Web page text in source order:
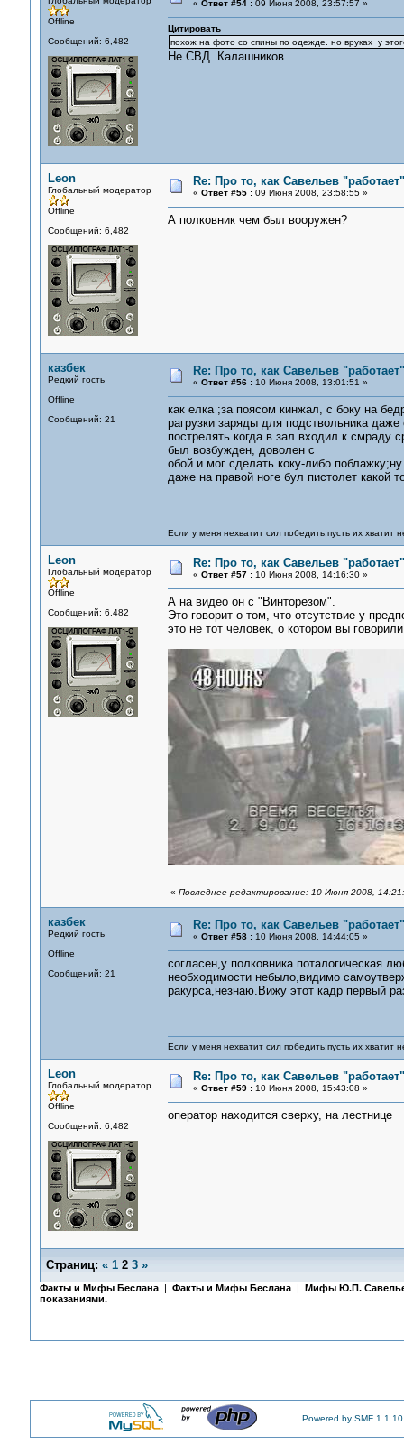
Offline
Сообщений: 6,482
« Ответ #54 :09 Июня 2008, 23:57:57 »
Цитировать
похож на фото со спины по одежде. но вруках у
Не СВД. Калашников.
Leon
Глобальный модератор
Offline
Сообщений: 6,482
Re: Про то, как Савельев
« Ответ #55 :09 Июня 2008, 23:58:55 »
А полковник чем был вооружен?
казбек
Редкий гость
Offline
Сообщений: 21
Re: Про то, как Савельев
« Ответ #56 :10 Июня 2008, 13:01:51 »
как елка ;за поясом кинжал, с боку на
рагрузки заряды для подствольника
пострелять когда в зал входил к смраду
был возбужден, доволен с
обой и мог сделать коку-либо
даже на правой ноге бул пистолет какой
Если у меня нехватит сил победить;пусть их хватит
Leon
Глобальный модератор
Offline
Сообщений: 6,482
Re: Про то, как Савельев
« Ответ #57 :10 Июня 2008, 14:16:30 »
А на видео он с "Винторезом".
Это говорит о том, что отсутствие у
это не тот человек, о котором вы
« Последнее редактирование: 10 Июня 2008,
казбек
Редкий гость
Offline
Сообщений: 21
Re: Про то, как Савельев
« Ответ #58 :10 Июня 2008, 14:44:05 »
согласен,у полковника поталогическая
необходимости небыло,видимо
ракурса,незнаю.Вижу этот кадр первый
Если у меня нехватит сил победить;пусть их хватит
Leon
Глобальный модератор
Offline
Сообщений: 6,482
Re: Про то, как Савельев
« Ответ #59 :10 Июня 2008, 15:43:08 »
оператор находится сверху, на лестнице
Страниц: « 1 2 3 »
Факты и Мифы Беслана| Факты и Мифы Беслана| Мифы Ю.П.
показаниями.
Powered by SMF 1.1.10